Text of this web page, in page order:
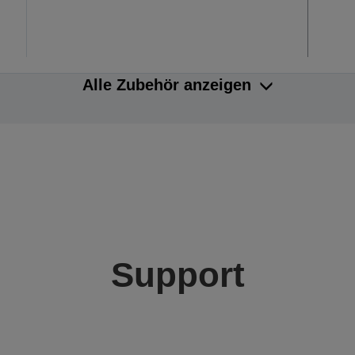
Alle Zubehör anzeigen
Support